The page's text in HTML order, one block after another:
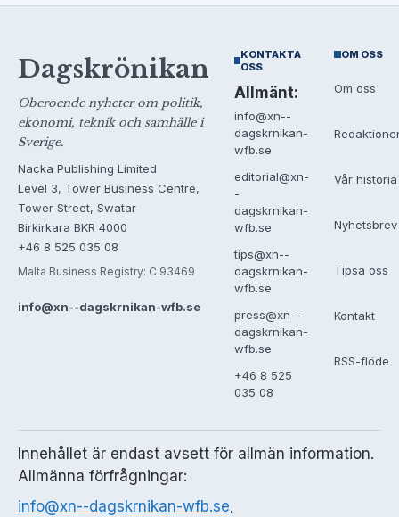
Dagskrönikan
Oberoende nyheter om politik,
ekonomi, teknik och samhälle i
Sverige.
Nacka Publishing Limited
Level 3, Tower Business Centre,
Tower Street, Swatar
Birkirkara BKR 4000
+46 8 525 035 08
Malta Business Registry: C 93469
info@xn--dagskrnikan-wfb.se
KONTAKTA
OSS
Allmänt:
info@xn--
dagskrnikan-
wfb.se
editorial@xn-
-
dagskrnikan-
wfb.se
tips@xn--
dagskrnikan-
wfb.se
press@xn--
dagskrnikan-
wfb.se
+46 8 525
035 08
OM OSS
Om oss
Vår historia
Nyhetsbrev
Tipsa oss
Kontakt
RSS-flöde
Innehållet är endast avsett för allmän information.
Allmänna förfrågningar:
info@xn--dagskrnikan-wfb.se.